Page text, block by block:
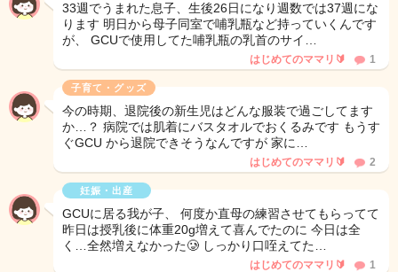
33週でうまれた息子、生後26日になり週数では37週にな
ります 明日から母子同室で哺乳瓶など持っていくんです
が、 GCUで使用してた哺乳瓶の乳首のサイ…
はじめてのママリ🔰 1
子育て・グッズ
今の時期、退院後の新生児はどんな服装で過ごしてます
か…？ 病院では肌着にバスタオルでおくるみです もうす
ぐGCU から退院できそうなんですが 家に…
はじめてのママリ🔰 2
妊娠・出産
GCUに居る我が子、 何度か直母の練習させてもらってて
昨日は授乳後に体重20g増えて喜んでたのに 今日は全
く…全然増えなかった🥲 しっかり口咥えてた…
はじめてのママリ🔰 1